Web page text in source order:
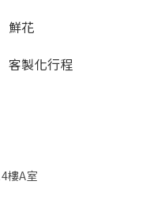
鮮花
客製化行程
樓A室